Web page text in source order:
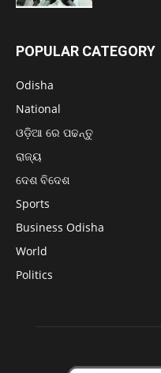
POPULAR CATEGORY
Odisha
National
ଓଡ଼ିଆ ରେ ପଢନ୍ତୁ
ରାଜ୍ୟ
ଦେଶ ବିଦେଶ
Sports
Business Odisha
World
Politics